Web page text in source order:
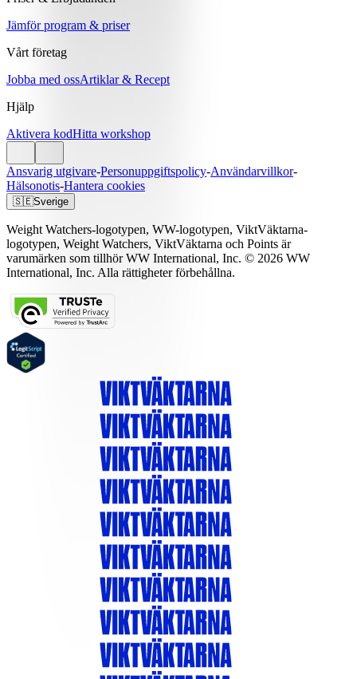
Jämför program & priser
Vårt företag
Jobba med ossArtiklar & Recept
Hjälp
Aktivera kodHitta workshop
Ansvarig utgivare-Personuppgiftspolicy-Användarvillkor-
Hälsonotis-Hantera cookies
🇸🇪Sverige
Weight Watchers-logotypen, WW-logotypen, ViktVäktarna-
logotypen, Weight Watchers, ViktVäktarna och Points är
varumärken som tillhör WW International, Inc. © 2026 WW
International, Inc. Alla rättigheter förbehållna.